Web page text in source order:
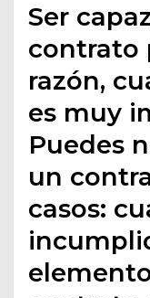
Ser
contrato
razón,
es muy
Puedes
un
casos: